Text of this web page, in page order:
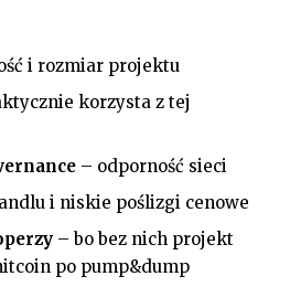
i rozmiar projektu
korzysta z tej
– odporność sieci
i niskie poślizgi cenowe
– bo bez nich projekt
po pump&dump